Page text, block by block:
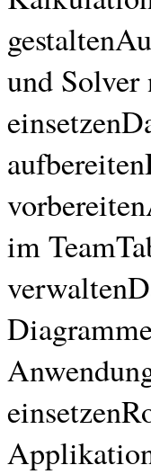
und Solver
im